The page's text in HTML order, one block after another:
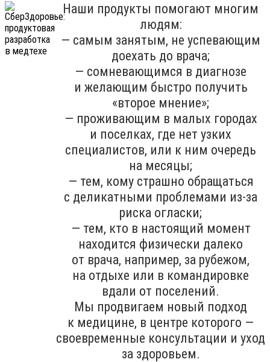
Наши продукты помогают многим
людям:
— самым занятым, не успевающим
доехать до врача;
— сомневающимся в диагнозе
и желающим быстро получить
«второе мнение»;
— проживающим в малых городах
и поселках, где нет узких
специалистов, или к ним очередь
на месяцы;
— тем, кому страшно обращаться
с деликатными проблемами из-за
риска огласки;
— тем, кто в настоящий момент
находится физически далеко
от врача, например, за рубежом,
на отдыхе или в командировке
вдали от поселений.
Мы продвигаем новый подход
к медицине, в центре которого —
своевременные консультации и уход
за здоровьем.